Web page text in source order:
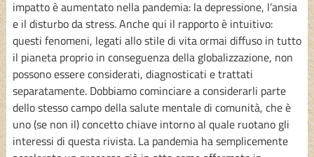
impatto è aumentato nella pandemia: la depressione, l’ansia
e il disturbo da stress. Anche qui il rapporto è intuitivo:
questi fenomeni, legati allo stile di vita ormai diffuso in tutto
il pianeta proprio in conseguenza della globalizzazione, non
possono essere considerati, diagnosticati e trattati
separatamente. Dobbiamo cominciare a considerarli parte
dello stesso campo della salute mentale di comunità, che è
uno (se non il) concetto chiave intorno al quale ruotano gli
interessi di questa rivista. La pandemia ha semplicemente